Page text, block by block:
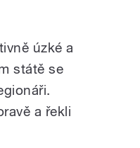
úzké a
státě se
a řekli